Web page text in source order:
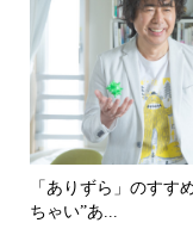
「ありずら」のすす
ちゃい”あ...